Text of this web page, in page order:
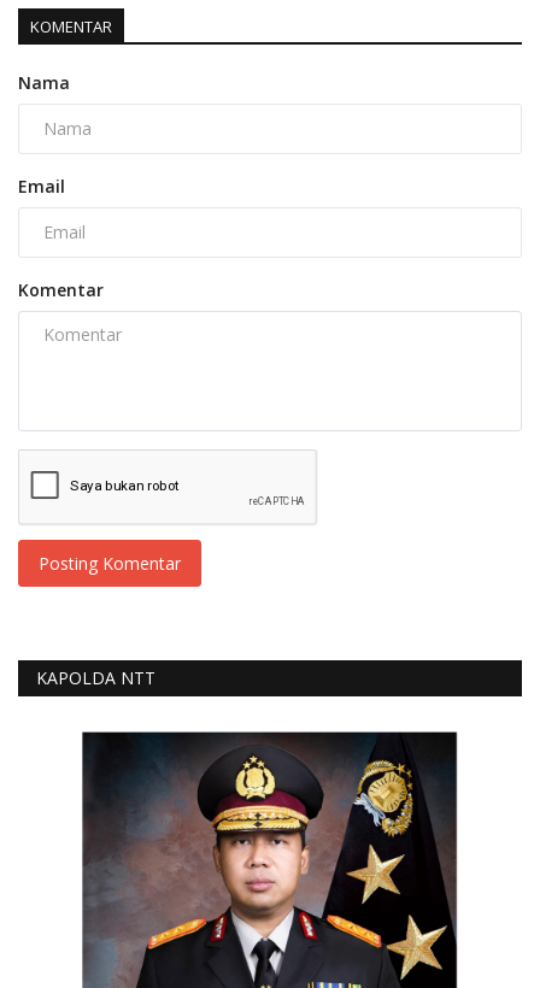
KOMENTAR
Nama
Email
Komentar
Posting Komentar
KAPOLDA NTT